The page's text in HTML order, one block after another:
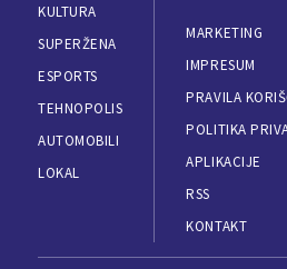
KULTURA
SUPERŽENA
ESPORTS
TEHNOPOLIS
AUTOMOBILI
LOKAL
MARKETING
IMPRESUM
PRAVILA
POLITIKA
APLIKACIJE
RSS
KONTAKT